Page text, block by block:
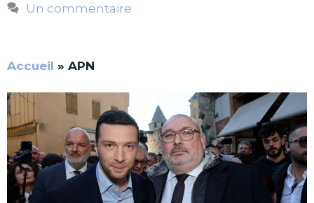
Un commentaire
Accueil » APN